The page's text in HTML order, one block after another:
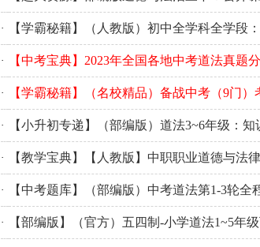
· 【学霸秘籍】（人教版）初中全学科全学段
· 【中考宝典】2023年全国各地中考道法真题
· 【学霸秘籍】（名校精品）备战中考（9门
· 【小升初专递】（部编版）道法3~6年级：知
· 【教学宝典】【人教版】中职职业道德与法
· 【中考题库】（部编版）中考道法第1-3轮全
· 【部编版】（官方）五四制-小学道法1~5年